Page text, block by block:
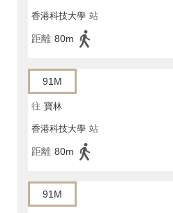
香港科技大學 站
距離 80m
91M
往 寶林
香港科技大學 站
距離 80m
91M